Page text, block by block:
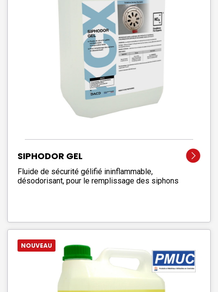
SIPHODOR GEL
Fluide de sécurité gélifié ininflammable,
désodorisant, pour le remplissage des siphons
NOUVEAU